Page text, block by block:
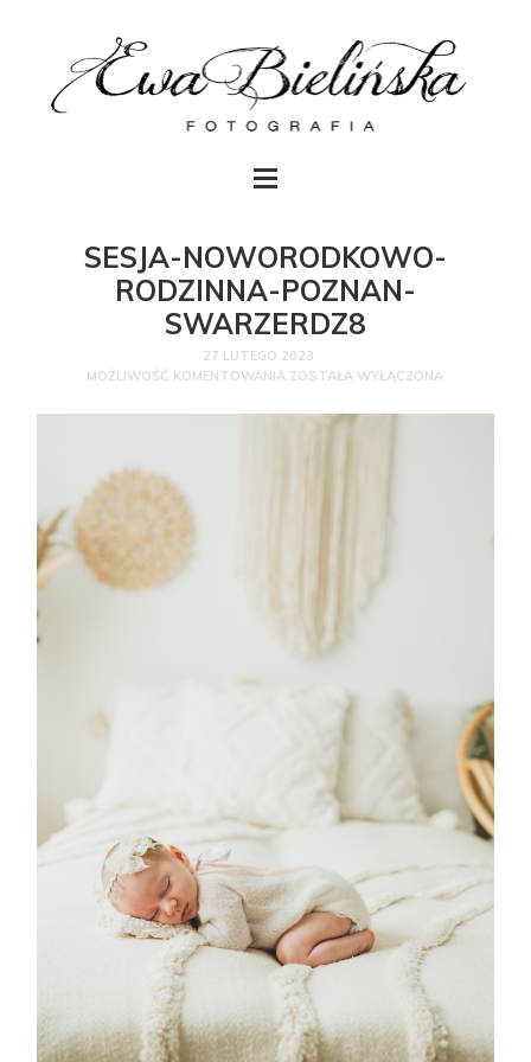
SESJA-NOWORODKOWO-
RODZINNA-POZNAN-
SWARZERDZ8
27 LUTEGO 2023
MOŻLIWOŚĆ KOMENTOWANIA ZOSTAŁA WYŁĄCZONA